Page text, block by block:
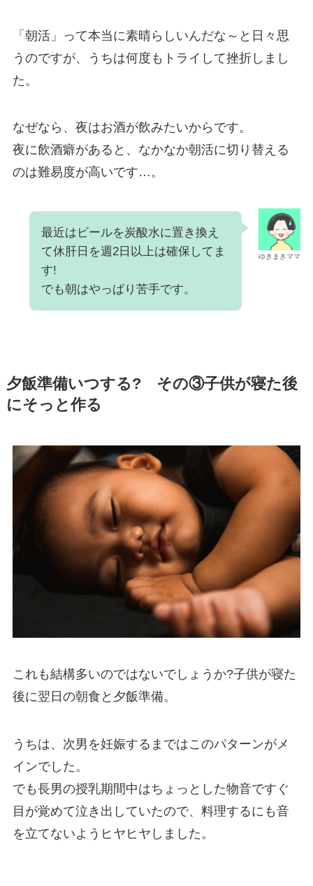
「朝活」って本当に素晴らしいんだな～と日々思
うのですが、うちは何度もトライして挫折しまし
た。
なぜなら、夜はお酒が飲みたいからです。
夜に飲酒癖があると、なかなか朝活に切り替える
のは難易度が高いです…。
ゆきまきママ
最近はビールを炭酸水に置き換え
て休肝日を週2日以上は確保してま
す!
でも朝はやっぱり苦手です。
夕飯準備いつする? その③子供が寝た後
にそっと作る
これも結構多いのではないでしょうか?子供が寝た
後に翌日の朝食と夕飯準備。
うちは、次男を妊娠するまではこのパターンがメ
インでした。
でも長男の授乳期間中はちょっとした物音ですぐ
目が覚めて泣き出していたので、料理するにも音
を立てないようヒヤヒヤしました。